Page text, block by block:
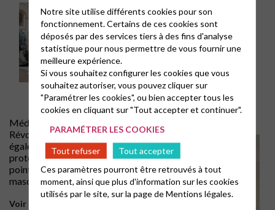
Médaillon de « L’Hérésie détruite ou la
Révocation de l’édit de Nantes »,
également par Martin Desjardins : les
protestants ont de grandes oreilles
pointues et se cachent derrière un
masque.
Voir aussi
Notre site utilise différents cookies pour son
fonctionnement. Certains de ces cookies sont
déposés par des services tiers à des fins d'analyse
statistique pour nous permettre de vous fournir une
meilleure expérience.
Si vous souhaitez configurer les cookies que vous
souhaitez autoriser, vous pouvez cliquer sur
"Paramétrer les cookies", ou bien accepter tous les
cookies en cliquant sur "Tout accepter et continuer".
PARAMÉTRER LES COOKIES
Tout refuser
Tout accepter
Ces paramètres pourront être retrouvés à tout
moment, ainsi que plus d'information sur les cookies
utilisés par le site, sur la page deMentions légales.